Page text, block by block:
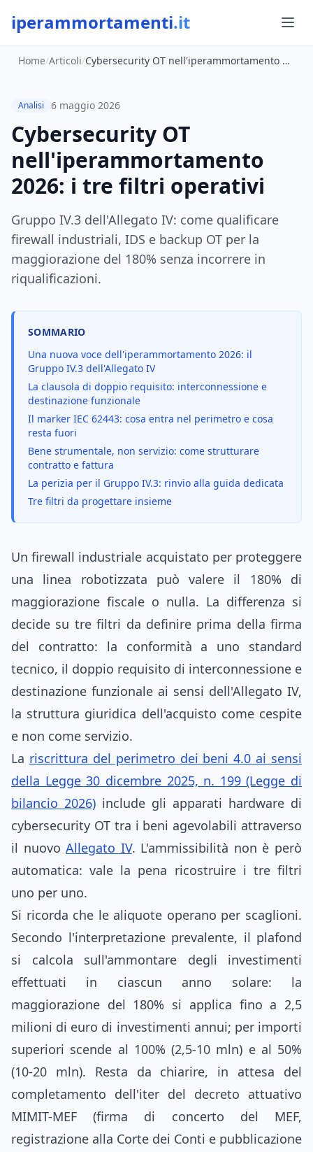
iperammortamenti.it
Home/Articoli/ Cybersecurity OT nell'iperammortamento 2026: i tre filtri operativi
Analisi 6 maggio 2026
Cybersecurity OT
nell'iperammortamento
2026: i tre filtri operativi
Gruppo IV.3 dell'Allegato IV: come qualificare
firewall industriali, IDS e backup OT per la
maggiorazione del 180% senza incorrere in
riqualificazioni.
SOMMARIO
Una nuova voce dell'iperammortamento 2026: il
Gruppo IV.3 dell'Allegato IV
La clausola di doppio requisito: interconnessione e
destinazione funzionale
Il marker IEC 62443: cosa entra nel perimetro e cosa
resta fuori
Bene strumentale, non servizio: come strutturare
contratto e fattura
La perizia per il Gruppo IV.3: rinvio alla guida dedicata
Tre filtri da progettare insieme
Un firewall industriale acquistato per proteggere
una linea robotizzata può valere il 180% di
maggiorazione fiscale o nulla. La differenza si
decide su tre filtri da definire prima della firma
del contratto: la conformità a uno standard
tecnico, il doppio requisito di interconnessione e
destinazione funzionale ai sensi dell'Allegato IV,
la struttura giuridica dell'acquisto come cespite
e non come servizio.
La riscrittura del perimetro dei beni 4.0 ai sensi
della Legge 30 dicembre 2025, n. 199 (Legge di
bilancio 2026) include gli apparati hardware di
cybersecurity OT tra i beni agevolabili attraverso
il nuovoAllegato IV. L'ammissibilità non è però
automatica: vale la pena ricostruire i tre filtri
uno per uno.
Si ricorda che le aliquote operano per scaglioni.
Secondo l'interpretazione prevalente, il plafond
si calcola sull'ammontare degli investimenti
effettuati in ciascun anno solare: la
maggiorazione del 180% si applica fino a 2,5
milioni di euro di investimenti annui; per importi
superiori scende al 100% (2,5-10 mln) e al 50%
(10-20 mln). Resta da chiarire, in attesa del
completamento dell'iter del decreto attuativo
MIMIT-MEF (firma di concerto del MEF,
registrazione alla Corte dei Conti e pubblicazione